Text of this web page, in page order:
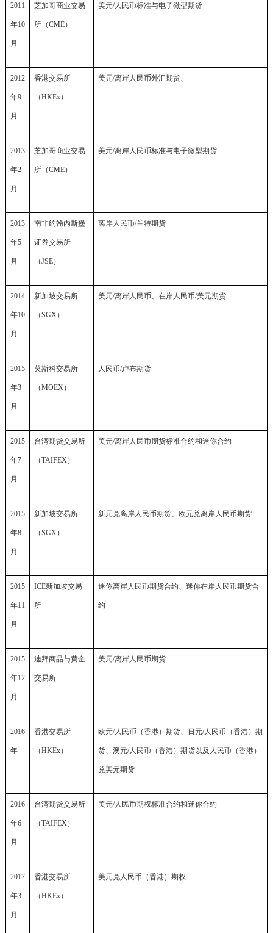
2011
年10
月
芝加哥商业交易
所（CME）
美元/人民币标准与电子微型期货
2012
年9
月
香港交易所
（HKEx）
美元/离岸人民币外汇期货、
2013
年2
月
芝加哥商业交易
所（CME）
美元/离岸人民币标准与电子微型期货
2013
年5
月
南非约翰内斯堡
证券交易所
（JSE）
离岸人民币/兰特期货
2014
年10
月
新加坡交易所
（SGX）
美元/离岸人民币、在岸人民币/美元期货
2015
年3
月
莫斯科交易所
（MOEX ）
人民币/卢布期货
2015
年7
月
台湾期货交易所
（TAIFEX ）
美元/离岸人民币期货标准合约和迷你合约
2015
年8
月
新加坡交易所
（SGX）
新元兑离岸人民币期货、欧元兑离岸人民币期货
2015
年11
月
ICE新加坡交易
所
迷你离岸人民币期货合约、迷你在岸人民币期货合
约
2015
年12
月
迪拜商品与黄金
交易所
美元/离岸人民币期货
2016
年
香港交易所
（HKEx）
欧元/人民币（香港）期货、日元/人民币（香港）期
货、澳元/人民币（香港）期货以及人民币（香港）
兑美元期货
2016
年6
月
台湾期货交易所
（TAIFEX ）
美元/人民币期权标准合约和迷你合约
2017
年3
月
香港交易所
（HKEx）
美元兑人民币（香港）期权